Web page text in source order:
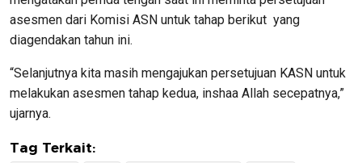
asesmen dari Komisi ASN untuk tahap berikut yang
diagendakan tahun ini.
“Selanjutnya kita masih mengajukan persetujuan KASN untuk
melakukan asesmen tahap kedua, inshaa Allah secepatnya,”
ujarnya.
Tag Terkait: